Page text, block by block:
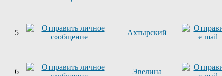
5 Ахтырский
6 Эвелина